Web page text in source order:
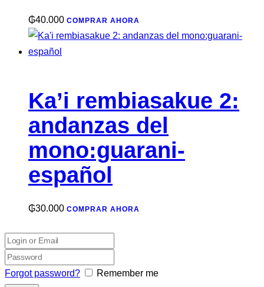
₲40.000 COMPRAR AHORA
Ka’i rembiasakue 2:
andanzas del
mono:guarani-
español
₲30.000 COMPRAR AHORA
Forgot password? Remember me